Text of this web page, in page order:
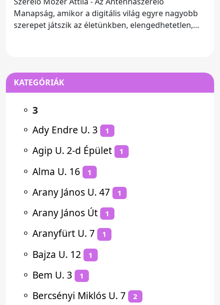
Manapság, amikor a digitális világ egyre nagyobb
szerepet játszik az életünkben, elengedhetetlen,
KATEGÓRIÁK
⚬ 3
⚬ Ady Endre U. 3 1
⚬ Agip U. 2-d Épület 1
⚬ Alma U. 16 1
⚬ Arany János U. 47 1
⚬ Arany János Út 1
⚬ Aranyfürt U. 7 1
⚬ Bajza U. 12 1
⚬ Bem U. 3 1
⚬ Bercsényi Miklós U. 7 2